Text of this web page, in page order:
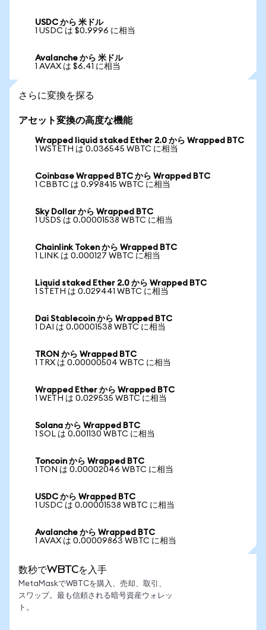
USDC から 米ドル
1 USDC は $0.9996 に相当
Avalanche から 米ドル
1 AVAX は $6.41 に相当
さらに変換を探る
アセット変換の高度な機能
Wrapped liquid staked Ether 2.0 から Wrapped BTC
1 WSTETH は 0.036545 WBTC に相当
Coinbase Wrapped BTC から Wrapped BTC
1 CBBTC は 0.998415 WBTC に相当
Sky Dollar から Wrapped BTC
1 USDS は 0.00001538 WBTC に相当
Chainlink Token から Wrapped BTC
1 LINK は 0.000127 WBTC に相当
Liquid staked Ether 2.0 から Wrapped BTC
1 STETH は 0.029441 WBTC に相当
Dai Stablecoin から Wrapped BTC
1 DAI は 0.00001538 WBTC に相当
TRON から Wrapped BTC
1 TRX は 0.00000504 WBTC に相当
Wrapped Ether から Wrapped BTC
1 WETH は 0.029535 WBTC に相当
Solana から Wrapped BTC
1 SOL は 0.001130 WBTC に相当
Toncoin から Wrapped BTC
1 TON は 0.00002046 WBTC に相当
USDC から Wrapped BTC
1 USDC は 0.00001538 WBTC に相当
Avalanche から Wrapped BTC
1 AVAX は 0.00009863 WBTC に相当
数秒でWBTCを入手
MetaMaskでWBTCを購入、売却、取引、
スワップ。最も信頼される暗号資産ウォレッ
ト。